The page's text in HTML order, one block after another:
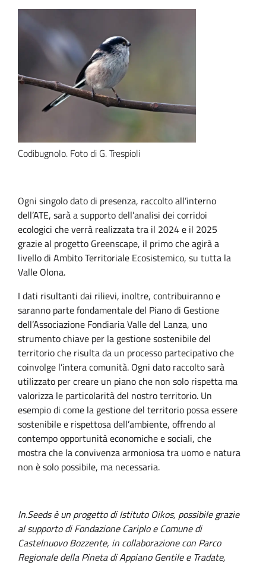
Codibugnolo. Foto di G. Trespioli
Ogni singolo dato di presenza, raccolto all’interno
dell’ATE, sarà a supporto dell’analisi dei corridoi
ecologici che verrà realizzata tra il 2024 e il 2025
grazie al progetto Greenscape, il primo che agirà a
livello di Ambito Territoriale Ecosistemico, su tutta la
Valle Olona.
I dati risultanti dai rilievi, inoltre, contribuiranno e
saranno parte fondamentale del Piano di Gestione
dell’Associazione Fondiaria Valle del Lanza, uno
strumento chiave per la gestione sostenibile del
territorio che risulta da un processo partecipativo che
coinvolge l’intera comunità. Ogni dato raccolto sarà
utilizzato per creare un piano che non solo rispetta ma
valorizza le particolarità del nostro territorio. Un
esempio di come la gestione del territorio possa essere
sostenibile e rispettosa dell’ambiente, offrendo al
contempo opportunità economiche e sociali, che
mostra che la convivenza armoniosa tra uomo e natura
non è solo possibile, ma necessaria.
In.Seeds è un progetto di Istituto Oikos, possibile grazie
al supporto di Fondazione Cariplo e Comune di
Castelnuovo Bozzente, in collaborazione con Parco
Regionale della Pineta di Appiano Gentile e Tradate,